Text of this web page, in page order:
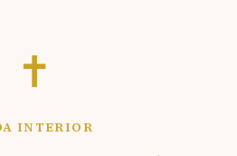
✝
INTERIOR